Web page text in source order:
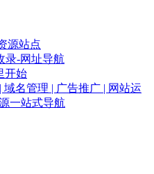
源站点
录-网址导航
开始
名管理 | 广告推广 | 网站运
一站式导航